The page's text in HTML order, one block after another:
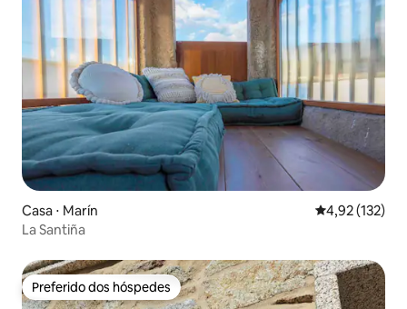
Casa ⋅ Marín 4,92 de uma
4,92 (132)
La Santiña
Preferido dos hóspedes
Preferido dos hóspedes